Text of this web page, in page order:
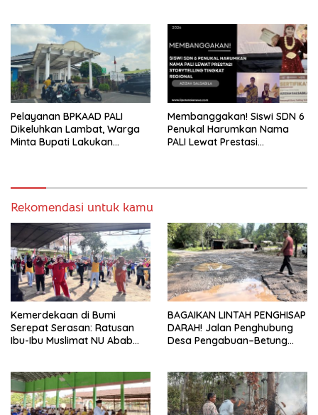
Melalui Reses Ke-2 Tahun
2026
Pelayanan BPKAAD PALI
Dikeluhkan Lambat, Warga
Minta Bupati Lakukan
Membanggakan! Siswi SDN 6
Penukal Harumkan Nama
PALI Lewat Prestasi
Rekomendasi untuk kamu
Kemerdekaan di Bumi
Serepat Serasan: Ratusan
Ibu-Ibu Muslimat NU Abab
Indonesia
BAGAIKAN LINTAH PENGHISAP
DARAH! Jalan Penghubung
Desa Pengabuan–Betung
Kerok